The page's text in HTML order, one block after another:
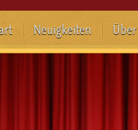
Neuigkeiten